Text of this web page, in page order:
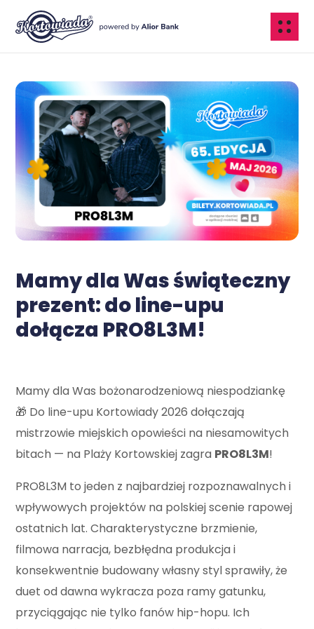
Mamy dla Was świąteczny
prezent: do line-upu
dołącza PRO8L3M!
Mamy dla Was bożonarodzeniową niespodziankę
🎁 Do line-upu Kortowiady 2026 dołączają
mistrzowie miejskich opowieści na niesamowitych
bitach — na Plaży Kortowskiej zagra PRO8L3M!
PRO8L3M to jeden z najbardziej rozpoznawalnych i
wpływowych projektów na polskiej scenie rapowej
ostatnich lat. Charakterystyczne brzmienie,
filmowa narracja, bezbłędna produkcja i
konsekwentnie budowany własny styl sprawiły, że
duet od dawna wykracza poza ramy gatunku,
przyciągając nie tylko fanów hip-hopu. Ich